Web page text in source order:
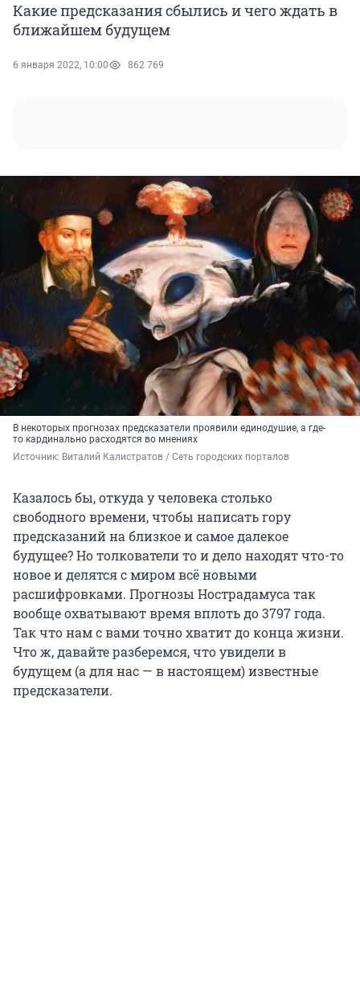
Какие предсказания сбылись и чего ждать в
ближайшем будущем
6 января 2022, 10:00 862 769
В некоторых прогнозах предсказатели проявили единодушие, а где-
то кардинально расходятся во мнениях
Источник: Виталий Калистратов / Сеть городских порталов
Казалось бы, откуда у человека столько
свободного времени, чтобы написать гору
предсказаний на близкое и самое далекое
будущее? Но толкователи то и дело находят что-то
новое и делятся с миром всё новыми
расшифровками. Прогнозы Нострадамуса так
вообще охватывают время вплоть до 3797 года.
Так что нам с вами точно хватит до конца жизни.
Что ж, давайте разберемся, что увидели в
будущем (а для нас — в настоящем) известные
предсказатели.